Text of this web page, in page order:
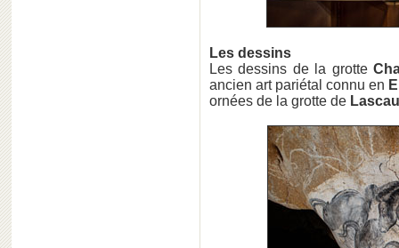
Les dessins
Les dessins de la grotte
ancien art pariétal connu en
ornées de la grotte de